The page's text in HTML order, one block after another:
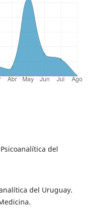
del
del Uruguay.